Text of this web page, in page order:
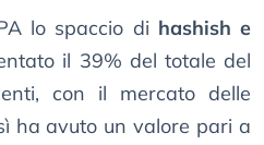
lo spaccio di hashish e
il 39% del totale del
con il mercato delle
ha avuto un valore pari a